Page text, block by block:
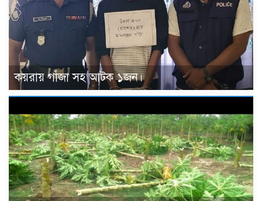
কয়রায় গাঁজা সহ আটক ১জন।